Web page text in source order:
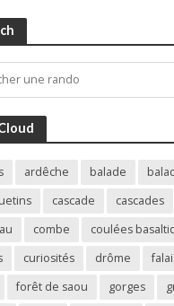
ardêche balade
cascade cascades
combe coulées
curiosités drôme
forêt de saou gorges